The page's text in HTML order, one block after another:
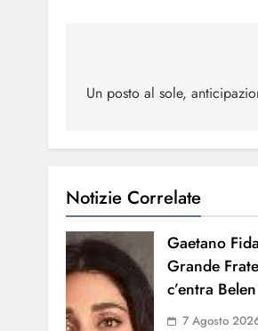
articoli
Un posto al sole,
Notizie Correlate
Gaetano
Grande
c’entra
7 Agosto